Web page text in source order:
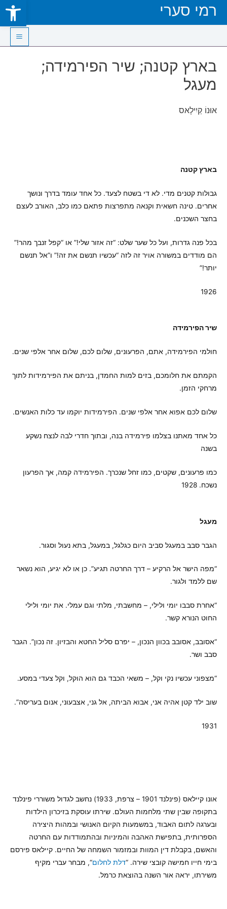
Open toolbar
Skip
רמי סערי
Main
Menuבארץ קטנה; שיר הפירמידה;
מעגל
אוּנוֹ קַיִילָאס
בארץ קטנה
גבולות קטנים מדי. לא די בשטח לצעד. כל אחד עומד בדרך ונושך
אחרים. טינה חשאית וקנאה מתפרצות פתאם כמו כלב, האורב לעצם
בחצר השכנים.
בכל פנה גדרות, ועל כל שער שלט: “זה אזור שלי!” או “קפל זנבך מהר!”
הם מודדים במשורה אויר זה לזה “עכשיו תנשם את זה!” ו”אל תנשם
יותר!”
1926
שיר הפירמידה
חולמי הפירמידה, אתם, הפרעונים, שלום לכם, שלום אחר אלפי שנים.
הקמתם את חלומכם, בזים למות החמדן, בניתם את הפירמידות לתוך
מרחקי הזמן.
שלום לכם אפוא אחר אלפי שנים. הפירמידות יוקמו עד כלות האנשים.
כל אחד מאתנו בצלמו פירמידה בנה, ובתוך חדרי לבה לנצח נשקע
בשנה
כמו פרעונים, שקטים, כמו זחל שנכרך. הפירמידה קמה, אך הפרעון
נשכח. 1928
מעגל
הגבר סבב במעגל סביב היום כגלגל, במעגל, בתא נעול וסגור.
“מפה הישר אל הרקיע – דרך החרטה תגיע”. כן או לא יגיע, הוא נשאר
שם ללמד ולגור.
“אחרת סבבו יומי ולילי, – מחשבתי, מלתי וגם עמלי. את יומי ולילי
החוט הנורא קשר.
“אסובב, אסובב בכוון הנכון, – יפרם סליל החטא והבזיון. זה נכון”. הגבר
סבב ושר.
“מצפוני עכשיו נקי וקל, – משאי הכבד גם הוא הוקל, וקל צעדי במסע.
שוב ילד קטן אהיה אני, אבוא הביתה, אל גני, אצבעוני, אנום בעריסה”.
1931
אונו קיילאס (פינלנד 1901 – צרפת, 1933) נחשב לגדול משוררי פינלנד
בתקופה שבין שתי מלחמות העולם. שירתו עוסקת בזיכרון הילדות
ובערגה לתום האבוד, במשמעות הקיום האנושי ובמהות היצירה
הספרותית, בתפישת האהבה והמיניות ובהתמודדות עם החרטה
והאשם, בקבלת דין המוות ובמזמור השמחה של החיים. קיילאס פירסם
בימי חייו חמישה קובצי שירה. “דלת לחלום“, מבחר עברי מקיף
משירתו, יראה אור השנה בהוצאת כרמל.